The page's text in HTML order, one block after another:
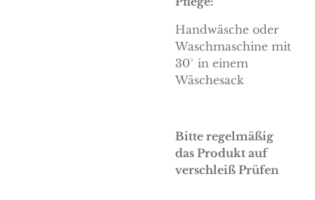
Handwäsche oder
Waschmaschine mit
30° in einem
Wäschesack
Bitte regelmäßig
das Produkt auf
verschleiß Prüfen